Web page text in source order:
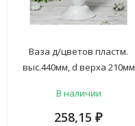
Ваза д/цветов пластм.
выс.440мм, d верха 210мм
"Альтернатива") *1/5
В наличии
258,15 ₽